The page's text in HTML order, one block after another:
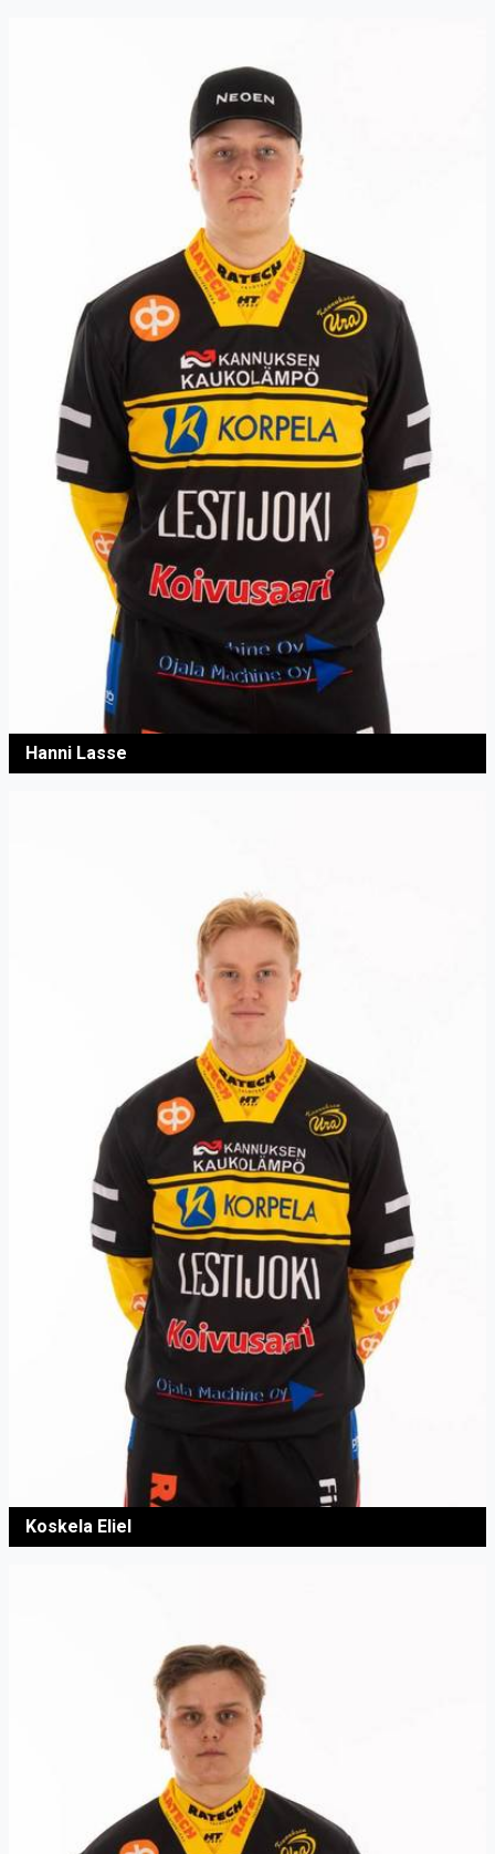
Hanni Lasse
Koskela Eliel